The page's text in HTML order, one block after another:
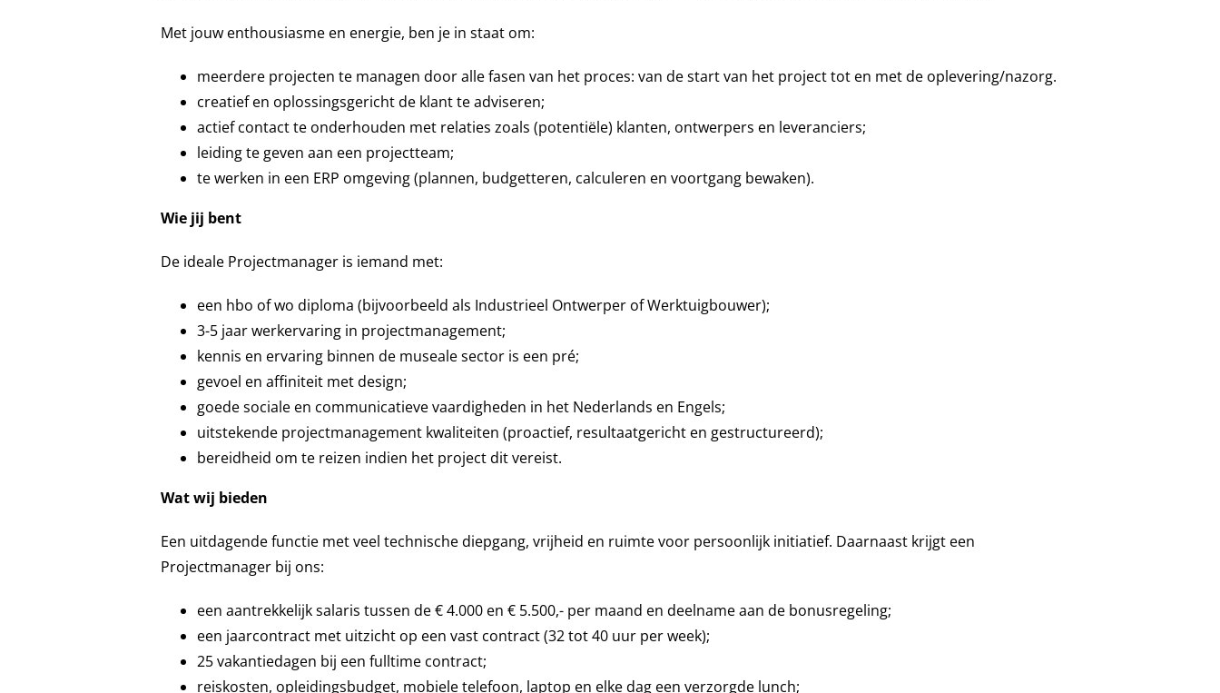
Met jouw enthousiasme en energie, ben je in staat om:
meerdere projecten te managen door alle fasen van het proces: van de start van het project tot en met de oplevering/nazorg.
creatief en oplossingsgericht de klant te adviseren;
actief contact te onderhouden met relaties zoals (potentiële) klanten, ontwerpers en leveranciers;
leiding te geven aan een projectteam;
te werken in een ERP omgeving (plannen, budgetteren, calculeren en voortgang bewaken).
Wie jij bent
De ideale Projectmanager is iemand met:
een hbo of wo diploma (bijvoorbeeld als Industrieel Ontwerper of Werktuigbouwer);
3-5 jaar werkervaring in projectmanagement;
kennis en ervaring binnen de museale sector is een pré;
gevoel en affiniteit met design;
goede sociale en communicatieve vaardigheden in het Nederlands en Engels;
uitstekende projectmanagement kwaliteiten (proactief, resultaatgericht en gestructureerd);
bereidheid om te reizen indien het project dit vereist.
Wat wij bieden
Een uitdagende functie met veel technische diepgang, vrijheid en ruimte voor persoonlijk initiatief. Daarnaast krijgt een
Projectmanager bij ons:
een aantrekkelijk salaris tussen de € 4.000 en € 5.500,- per maand en deelname aan de bonusregeling;
een jaarcontract met uitzicht op een vast contract (32 tot 40 uur per week);
25 vakantiedagen bij een fulltime contract;
reiskosten, opleidingsbudget, mobiele telefoon, laptop en elke dag een verzorgde lunch;